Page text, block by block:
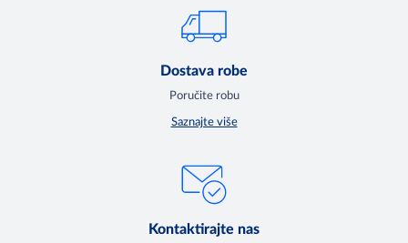
Dostava robe
Poručite robu
Saznajte više
Kontaktirajte nas